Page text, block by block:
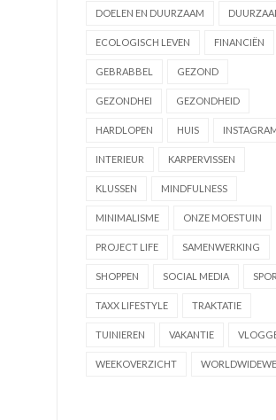
DOELEN EN DUURZAAM
ECOLOGISCH LEVEN FINANCIËN
GEBRABBEL GEZOND
GEZONDHEI GEZONDHEID
HARDLOPEN HUIS
INTERIEUR KARPERVISSEN
KLUSSEN MINDFULNESS
MINIMALISME ONZE MOESTUIN
PROJECT LIFE SAMENWERKING
SHOPPEN SOCIAL MEDIA
TAXX LIFESTYLE TRAKTATIE
TUINIEREN VAKANTIE
WEEKOVERZICHT